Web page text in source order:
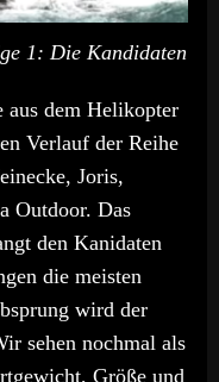
1: Die Kandidaten
aus dem Helikopter
Verlauf der Reihe
Joris,
Outdoor. Das
den Kanidaten
die meisten
wird der
sehen nochmal als
Größe und